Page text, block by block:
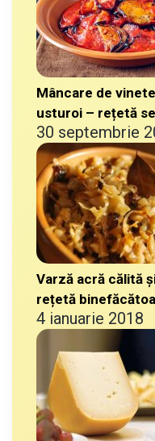
Mâncare de
usturoi – rețetă
30 septembrie
Varză acră călită
rețetă
4 ianuarie 2018